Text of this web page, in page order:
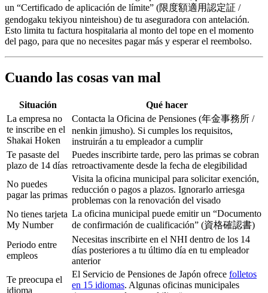
un “Certificado de aplicación de límite” (限度額適用認定証 /
gendogaku tekiyou ninteishou) de tu aseguradora con antelación.
Esto limita tu factura hospitalaria al monto del tope en el momento
del pago, para que no necesites pagar más y esperar el reembolso.
Cuando las cosas van mal
Situación
Qué hacer
La empresa no
te inscribe en el
Shakai Hoken
Contacta la Oficina de Pensiones (年金事務所 /
nenkin jimusho). Si cumples los requisitos,
instruirán a tu empleador a cumplir
Te pasaste del
plazo de 14 días
Puedes inscribirte tarde, pero las primas se cobran
retroactivamente desde la fecha de elegibilidad
No puedes
pagar las primas
Visita la oficina municipal para solicitar exención,
reducción o pagos a plazos. Ignorarlo arriesga
problemas con la renovación del visado
No tienes tarjeta
My Number
La oficina municipal puede emitir un “Documento
de confirmación de cualificación” (資格確認書)
Periodo entre
empleos
Necesitas inscribirte en el NHI dentro de los 14
días posteriores a tu último día en tu empleador
anterior
Te preocupa el
idioma
El Servicio de Pensiones de Japón ofrece folletos
en 15 idiomas. Algunas oficinas municipales